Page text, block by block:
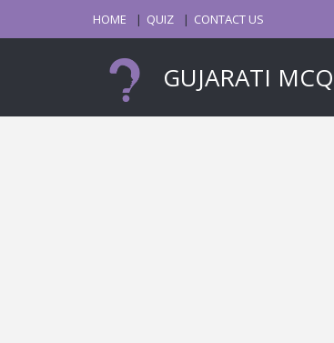
HOME QUIZ CONTACT US
GUJARATI MCQ